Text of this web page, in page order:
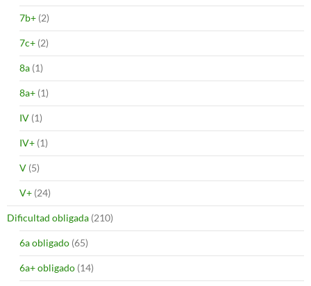
7b+ (2)
7c+ (2)
8a (1)
8a+ (1)
IV (1)
IV+ (1)
V (5)
V+ (24)
Dificultad obligada (210)
6a obligado (65)
6a+ obligado (14)